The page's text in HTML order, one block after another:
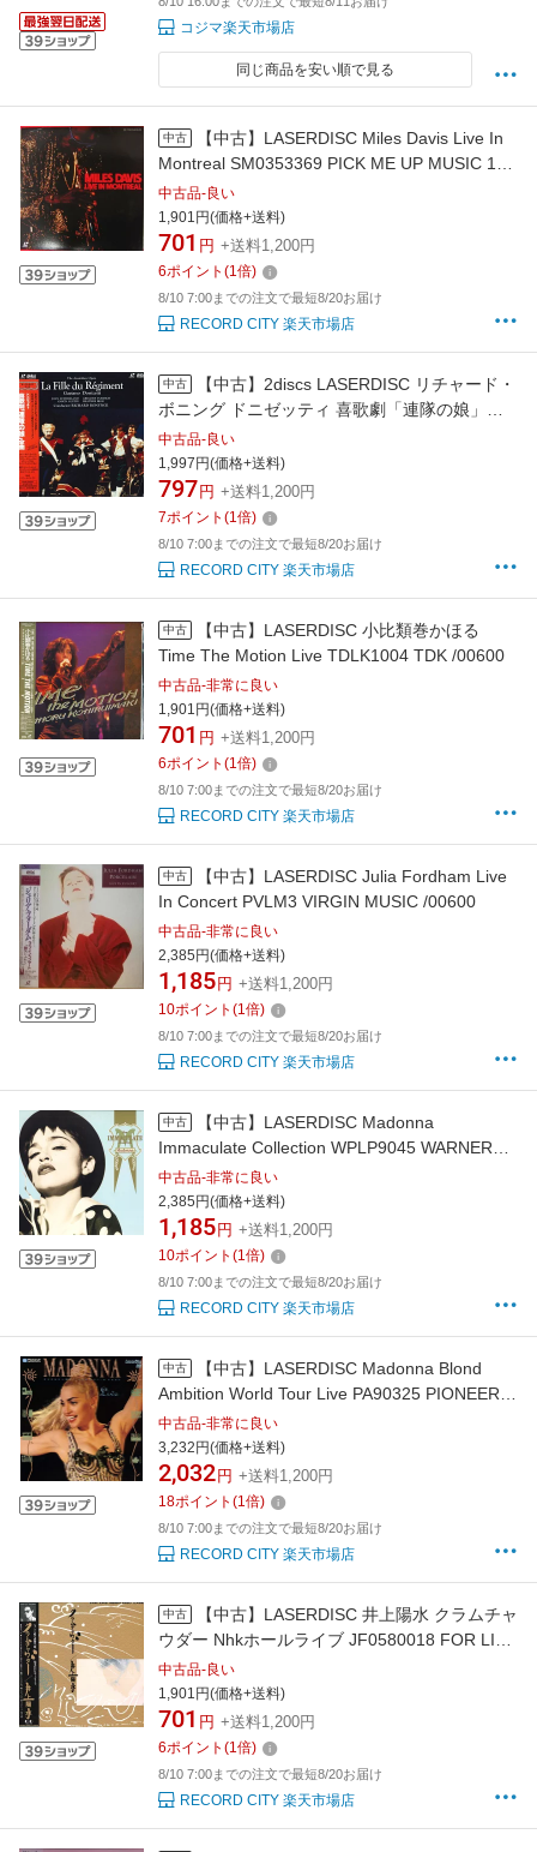
コジマ楽天市場店
同じ商品を安い順で見る
中古
【中古】LASERDISC Miles Davis Live In
Montreal SM0353369 PICK ME UP MUSIC 100
Japan /00500
中古品-良い
1,901円(価格+送料)
701 円 +送料1,200円
6ポイント (1倍)
8/10 7:00までの注文で最短8/20お届け
RECORD CITY 楽天市場店
中古
【中古】2discs LASERDISC リチャード・
ボニング ドニゼッティ 喜歌劇「連隊の娘」全
曲 ANF3516 ANF /01400
中古品-良い
1,997円(価格+送料)
797 円 +送料1,200円
7ポイント (1倍)
8/10 7:00までの注文で最短8/20お届け
RECORD CITY 楽天市場店
中古
【中古】LASERDISC 小比類巻かほる
Time The Motion Live TDLK1004 TDK /00600
中古品-非常に良い
1,901円(価格+送料)
701 円 +送料1,200円
6ポイント (1倍)
8/10 7:00までの注文で最短8/20お届け
RECORD CITY 楽天市場店
中古
【中古】LASERDISC Julia Fordham Live
In Concert PVLM3 VIRGIN MUSIC /00600
中古品-非常に良い
2,385円(価格+送料)
1,185 円 +送料1,200円
10ポイント (1倍)
8/10 7:00までの注文で最短8/20お届け
RECORD CITY 楽天市場店
中古
【中古】LASERDISC Madonna
Immaculate Collection WPLP9045 WARNER
/00600
中古品-非常に良い
2,385円(価格+送料)
1,185 円 +送料1,200円
10ポイント (1倍)
8/10 7:00までの注文で最短8/20お届け
RECORD CITY 楽天市場店
中古
【中古】LASERDISC Madonna Blond
Ambition World Tour Live PA90325 PIONEER
/00700
中古品-非常に良い
3,232円(価格+送料)
2,032 円 +送料1,200円
18ポイント (1倍)
8/10 7:00までの注文で最短8/20お届け
RECORD CITY 楽天市場店
中古
【中古】LASERDISC 井上陽水 クラムチャ
ウダー Nhkホールライブ JF0580018 FOR LIFE
/00600
中古品-良い
1,901円(価格+送料)
701 円 +送料1,200円
6ポイント (1倍)
8/10 7:00までの注文で最短8/20お届け
RECORD CITY 楽天市場店